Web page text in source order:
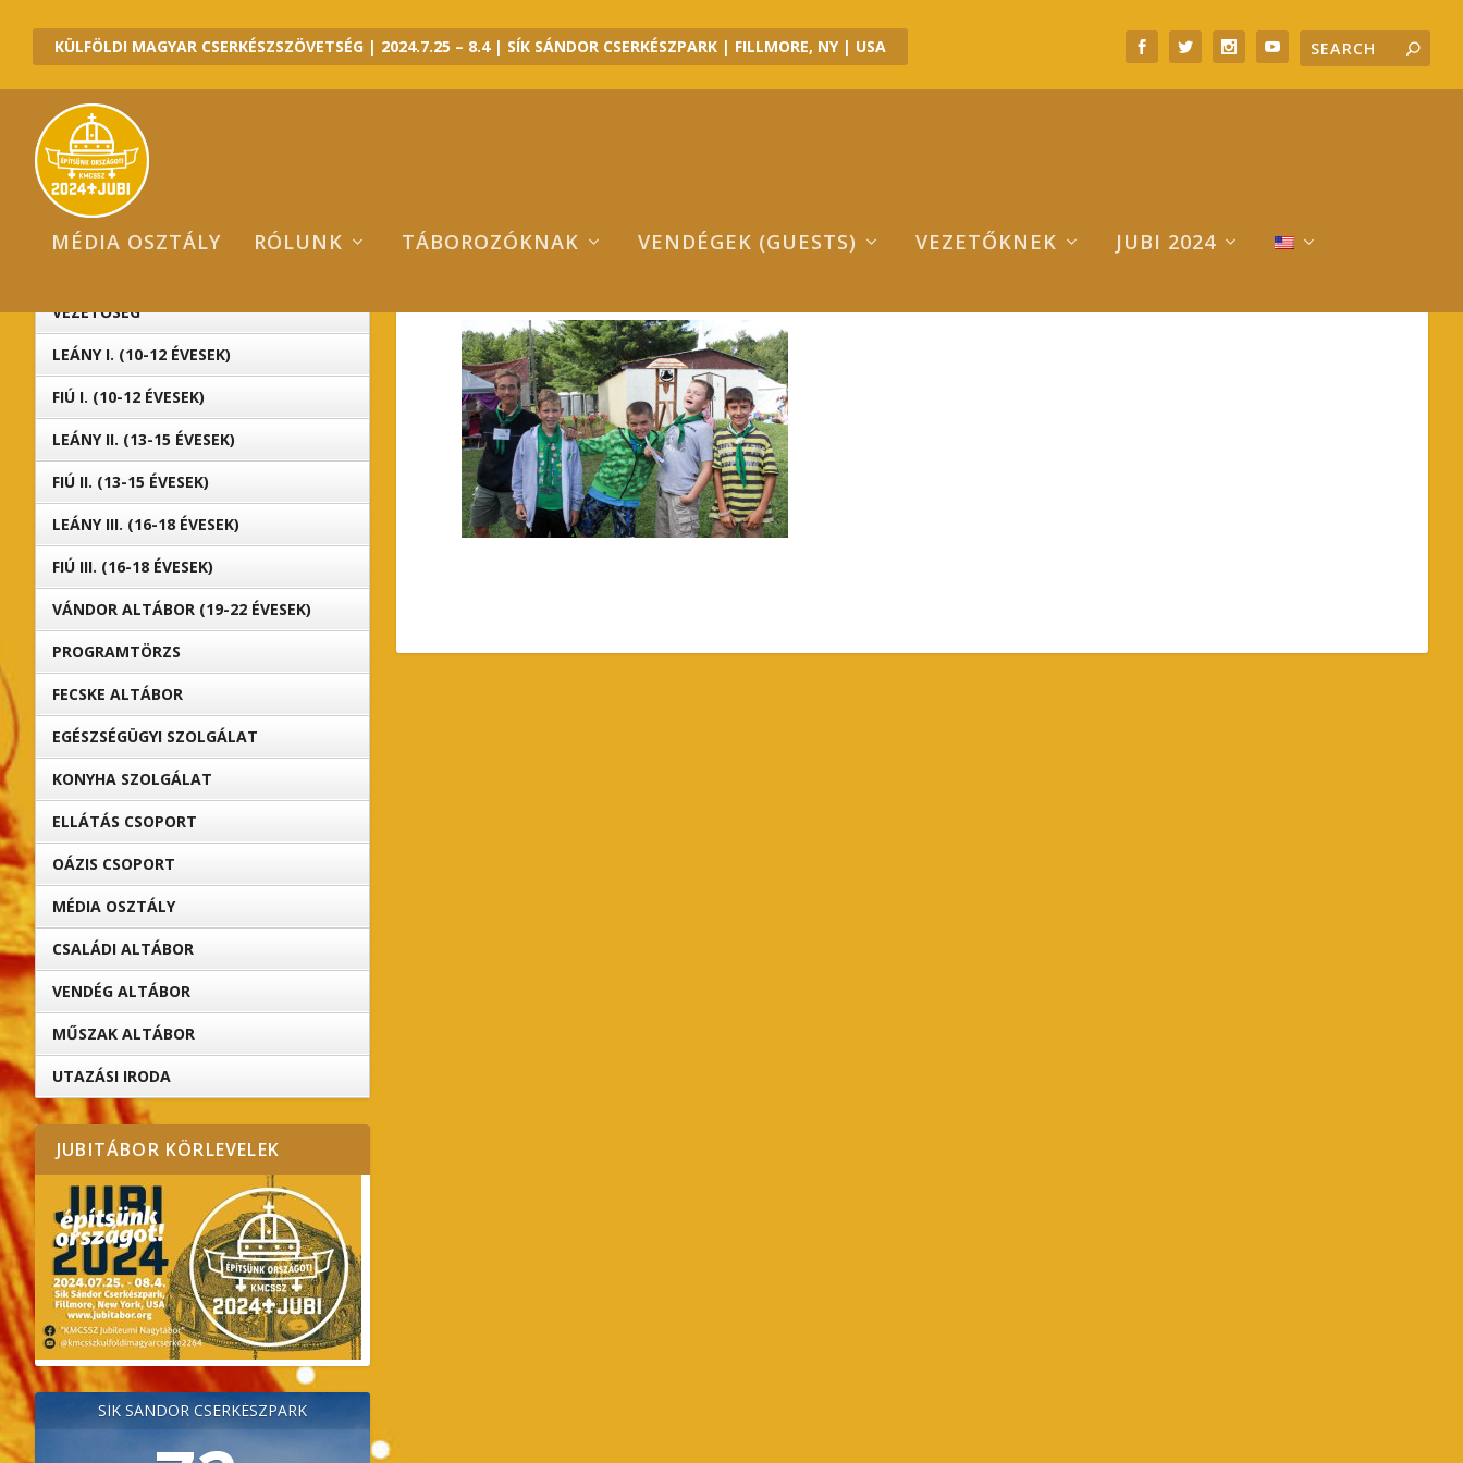
KÜLFÖLDI MAGYAR CSERKÉSZSZÖVETSÉG | 2024.7.25 – 8.4 | SÍK SÁNDOR CSERKÉSZPARK | FILLMORE, NY | USA
MÉDIA OSZTÁLY RÓLUNK TÁBOROZÓKNAK VENDÉGEK (GUESTS) VEZETŐKNEK JUBI 2024
IMG_0248
VEZETŐSÉG
LEÁNY I. (10-12 ÉVESEK)
FIÚ I. (10-12 ÉVESEK)
LEÁNY II. (13-15 ÉVESEK)
FIÚ II. (13-15 ÉVESEK)
LEÁNY III. (16-18 ÉVESEK)
FIÚ III. (16-18 ÉVESEK)
VÁNDOR ALTÁBOR (19-22 ÉVESEK)
PROGRAMTÖRZS
FECSKE ALTÁBOR
EGÉSZSÉGÜGYI SZOLGÁLAT
KONYHA SZOLGÁLAT
ELLÁTÁS CSOPORT
OÁZIS CSOPORT
MÉDIA OSZTÁLY
CSALÁDI ALTÁBOR
VENDÉG ALTÁBOR
MŰSZAK ALTÁBOR
UTAZÁSI IRODA
JUBITÁBOR KÖRLEVELEK
SÍK SÁNDOR CSERKÉSZPARK